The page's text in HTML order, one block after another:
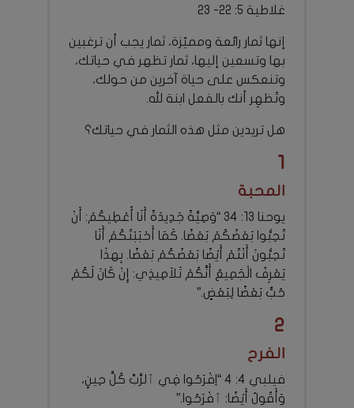
غلاطية 5: 22- 23
إنها ثمار رائعة ومميّزة، ثمار يجب أن ترغبين
بها وتسعين إليها، ثمار تظهر في حياتك،
وتنعكس على حياة آخرين من حولك،
وتُظهِر أنك بالفعل ابنة لله.
هل تريدين مثل هذه الثمار في حياتك؟
المحبة
يوحنا 13: 34 “وَصِيَّةً جَدِيدَةً أَنَا أُعْطِيكُمْ: أَنْ
تُحِبُّوا بَعْضُكُمْ بَعْضًا. كَمَا أَحْبَبْتُكُمْ أَنَا
تُحِبُّونَ أَنْتُمْ أَيْضًا بَعْضُكُمْ بَعْضًا. بِهذَا
يَعْرِفُ الْجَمِيعُ أَنَّكُمْ تَلاَمِيذِي: إِنْ كَانَ لَكُمْ
حُبٌّ بَعْضًا لِبَعْضٍ.”
2
الفرح
فيلبي 4: 4 “اِفْرَحُوا فِي ٱلرَّبِّ كُلَّ حِينٍ،
وَأَقُولُ أَيْضًا: ٱفْرَحُوا.”